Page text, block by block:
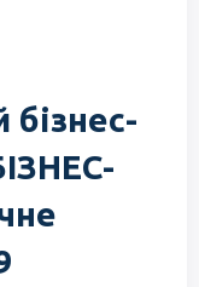
бізнес-